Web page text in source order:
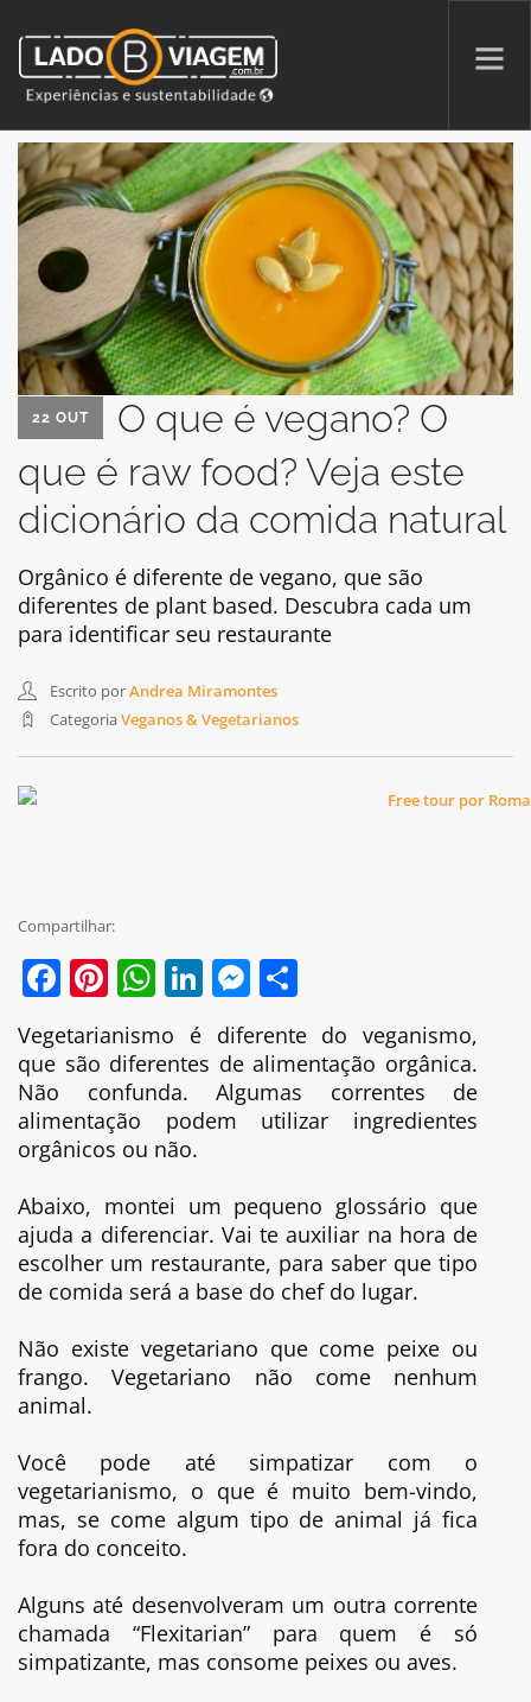
PROMOÇÕES
QUEM SOMOS
PARCERIAS
NA MÍDIA
PATAS AO ALTO
SEARCH SITE
22 OUT
O que é vegano? O
que é raw food? Veja este
dicionário da comida natural
Orgânico é diferente de vegano, que são
diferentes de plant based. Descubra cada um
para identificar seu restaurante
Escrito porAndrea Miramontes
Categoria Veganos & Vegetarianos
Compartilhar:
Facebook
Pinterest
WhatsApp
LinkedIn
Messenger
Vegetarianismo é diferente do veganismo,
que são diferentes de alimentação orgânica.
Não confunda. Algumas correntes de
alimentação podem utilizar ingredientes
orgânicos ou não.
Abaixo, montei um pequeno glossário que
ajuda a diferenciar. Vai te auxiliar na hora de
escolher um restaurante, para saber que tipo
de comida será a base do chef do lugar.
Não existe vegetariano que come peixe ou
frango. Vegetariano não come nenhum
animal.
Você pode até simpatizar com o
vegetarianismo, o que é muito bem-vindo,
mas, se come algum tipo de animal já fica
fora do conceito.
Alguns até desenvolveram um outra corrente
chamada “Flexitarian” para quem é só
simpatizante, mas consome peixes ou aves.